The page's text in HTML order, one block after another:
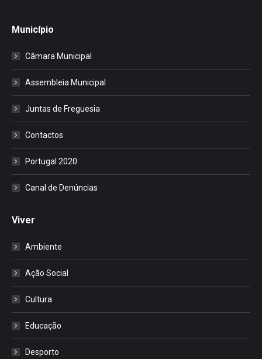
Município
Câmara Municipal
Assembleia Municipal
Juntas de Freguesia
Contactos
Portugal 2020
Canal de Denúncias
Viver
Ambiente
Ação Social
Cultura
Educação
Desporto